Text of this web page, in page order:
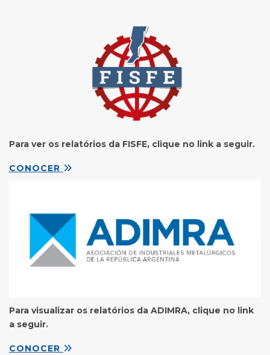
Para ver os relatórios da FISFE, clique no link a seguir.
CONOCER
Para visualizar os relatórios da ADIMRA, clique no link
a seguir.
CONOCER